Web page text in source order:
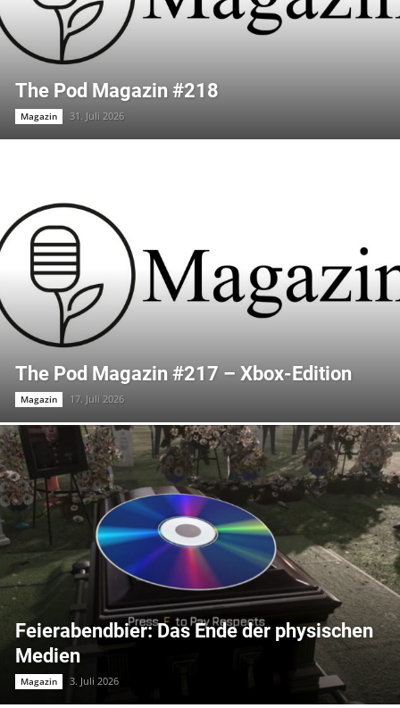
The Pod Magazin #218
Magazin 31. Juli 2026
The Pod Magazin #217 – Xbox-Edition
Magazin 17. Juli 2026
Feierabendbier: Das Ende der physischen
Medien
Magazin 3. Juli 2026